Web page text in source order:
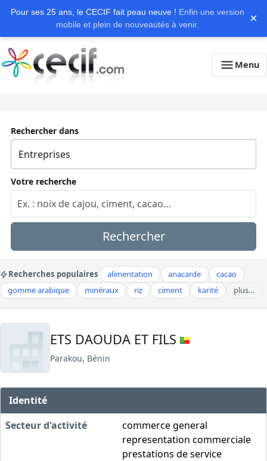
Pour ses 25 ans, le CECIF fait peau neuve ! Enfin une version
mobile et plein de nouveautés à venir.
×
Menu
Rechercher dans
Votre recherche
Rechercher
Recherches populaires alimentation anacarde
cacao
gomme arabique
minéraux riz ciment karité plus…
ETS DAOUDA ET FILS
Parakou, Bénin
Identité
Secteur d'activité
commerce general
representation commerciale
prestations de service